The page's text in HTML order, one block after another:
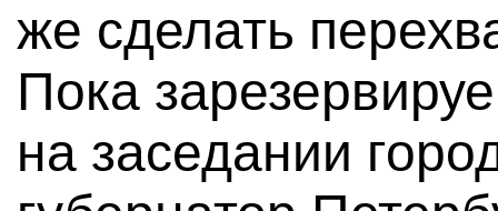
же сделать
Пока
на заседании